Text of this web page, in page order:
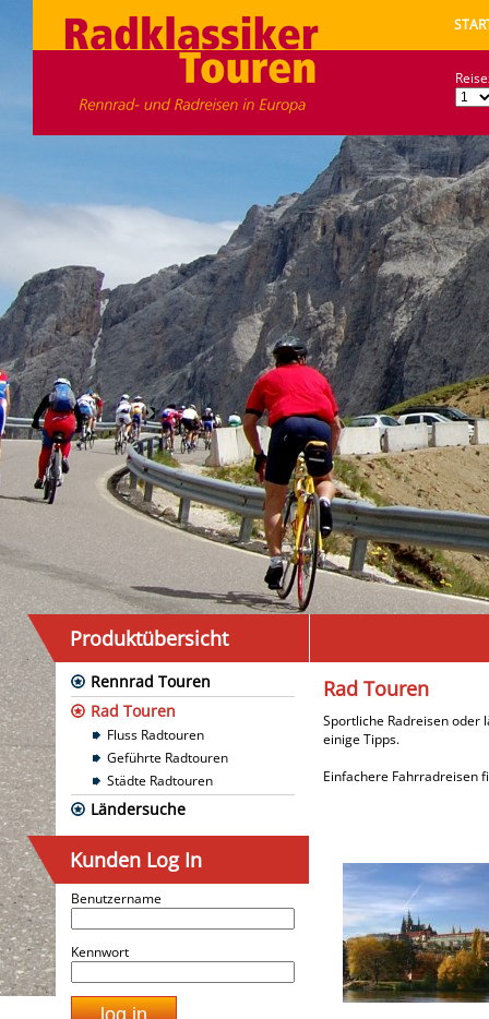
Produktübersicht
Rennrad Touren
Rad Touren
Fluss Radtouren
Geführte Radtouren
Städte Radtouren
Ländersuche
Kunden Log In
Benutzername
Kennwort
Rad Touren
Sportliche Radreisen oder
einige Tipps.
Einfachere Fahrradreisen